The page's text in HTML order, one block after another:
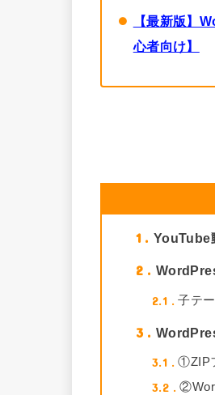
【最新版】
心者向け】
1 YouTube
2
2.1 子テ
3
3.1 ①ZIP
3.2